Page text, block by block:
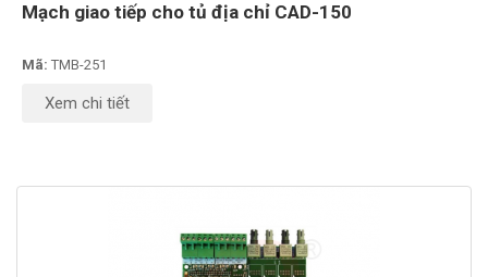
Mạch giao tiếp cho tủ địa chỉ CAD-150
Mã: TMB-251
Xem chi tiết